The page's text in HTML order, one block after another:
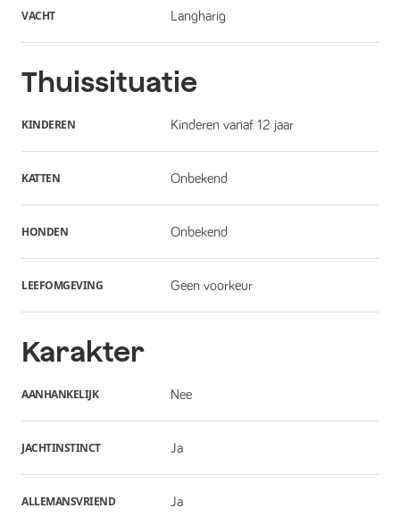
VACHT Langharig
Thuissituatie
KINDEREN Kinderen vanaf 12 jaar
KATTEN Onbekend
HONDEN Onbekend
LEEFOMGEVING Geen voorkeur
Karakter
AANHANKELIJK Nee
JACHTINSTINCT Ja
ALLEMANSVRIEND Ja